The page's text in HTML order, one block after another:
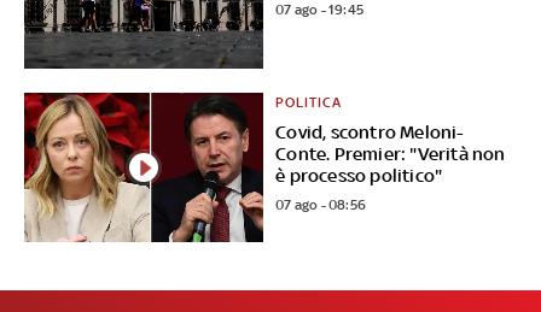
07 ago - 19:45
Covid, scontro Meloni-
Conte. Premier: "Verità non
è processo politico"
POLITICA
07 ago - 08:56